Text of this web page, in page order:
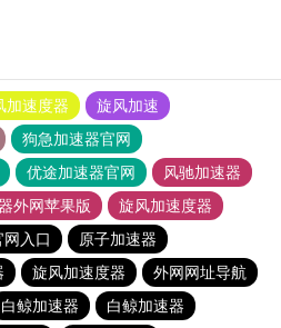
加速度器
旋风加速
狗急加速器官网
优途加速器官网
风驰加速器
外网苹果版
旋风加速度器
入口
原子加速器
旋风加速度器
外网网址导航
白鲸加速器 白鲸加速器